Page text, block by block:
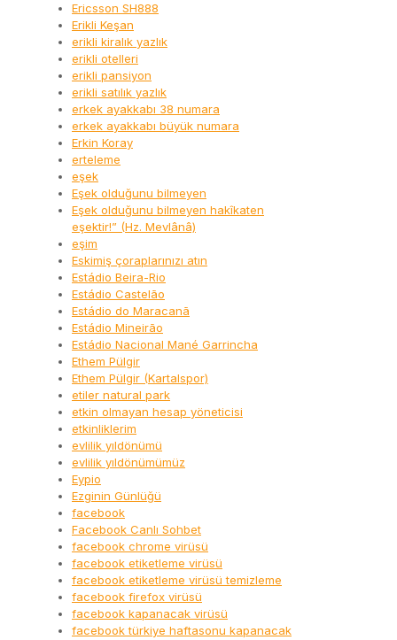
Ericsson SH888
Erikli Keşan
erikli kiralık yazlık
erikli otelleri
erikli pansiyon
erikli satılık yazlık
erkek ayakkabı 38 numara
erkek ayakkabı büyük numara
Erkin Koray
erteleme
eşek
Eşek olduğunu bilmeyen
Eşek olduğunu bilmeyen hakîkaten
eşektir!” (Hz. Mevlânâ)
eşim
Eskimiş çoraplarınızı atın
Estádio Beira-Rio
Estádio Castelão
Estádio do Maracanã
Estádio Mineirão
Estádio Nacional Mané Garrincha
Ethem Pülgir
Ethem Pülgir (Kartalspor)
etiler natural park
etkin olmayan hesap yöneticisi
etkinliklerim
evlilik yıldönümü
evlilik yıldönümümüz
Eypio
Ezginin Günlüğü
facebook
Facebook Canlı Sohbet
facebook chrome virüsü
facebook etiketleme virüsü
facebook etiketleme virüsü temizleme
facebook firefox virüsü
facebook kapanacak virüsü
facebook türkiye haftasonu kapanacak